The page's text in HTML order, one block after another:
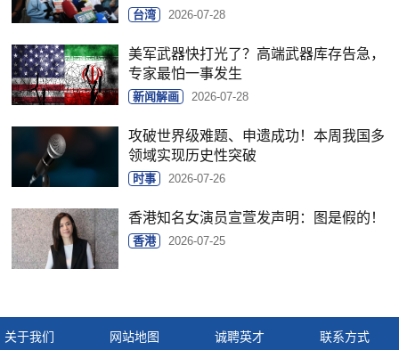
台湾 2026-07-28
美军武器快打光了？高端武器库存告急，
专家最怕一事发生
新闻解画 2026-07-28
攻破世界级难题、申遗成功！本周我国多
领域实现历史性突破
时事 2026-07-26
香港知名女演员宣萱发声明：图是假的！
香港 2026-07-25
关于我们 网站地图 诚聘英才 联系方式